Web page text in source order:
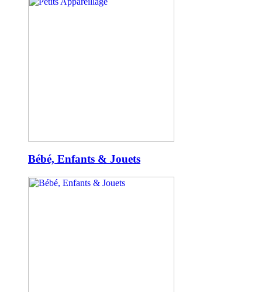
Bébé, Enfants & Jouets